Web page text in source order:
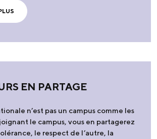
EN PARTAGE
n’est pas un campus comme les
le campus, vous en partagerez
le respect de l’autre, la